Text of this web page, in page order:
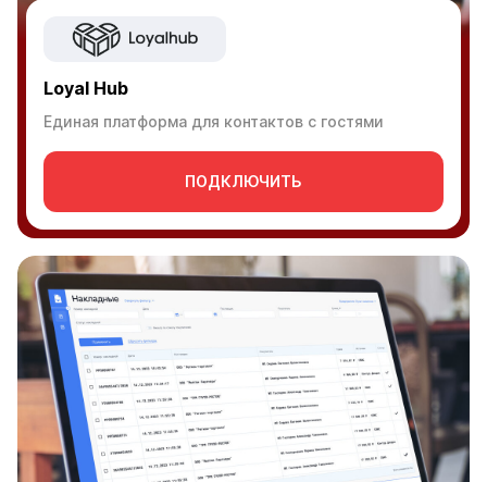
Loyal Hub
Единая платформа для контактов с гостями
ПОДКЛЮЧИТЬ